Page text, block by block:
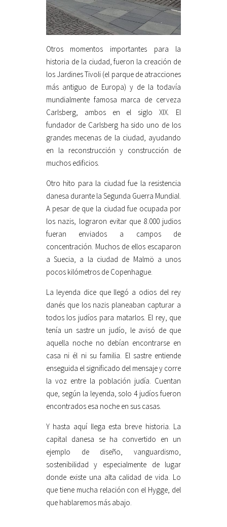
Otros momentos importantes para la
historia de la ciudad, fueron la creación de
los Jardines Tivoli (el parque de atracciones
más antiguo de Europa) y de la todavía
mundialmente famosa marca de cerveza
Carlsberg, ambos en el siglo XIX. El
fundador de Carlsberg ha sido uno de los
grandes mecenas de la ciudad, ayudando
en la reconstrucción y construcción de
muchos edificios.
Otro hito para la ciudad fue la resistencia
danesa durante la Segunda Guerra Mundial.
A pesar de que la ciudad fue ocupada por
los nazis, lograron evitar que 8.000 judios
fueran enviados a campos de
concentración. Muchos de ellos escaparon
a Suecia, a la ciudad de Malmö a unos
pocos kilómetros de Copenhague.
La leyenda dice que llegó a odios del rey
danés que los nazis planeaban capturar a
todos los judíos para matarlos. El rey, que
tenía un sastre un judío, le avisó de que
aquella noche no debían encontrarse en
casa ni él ni su familia. El sastre entiende
enseguida el significado del mensaje y corre
la voz entre la población judía. Cuentan
que, según la leyenda, solo 4 judíos fueron
encontrados esa noche en sus casas.
Y hasta aquí llega esta breve historia. La
capital danesa se ha convertido en un
ejemplo de diseño, vanguardismo,
sostenibilidad y especialmente de lugar
donde existe una alta calidad de vida. Lo
que tiene mucha relación con el Hygge, del
que hablaremos más abajo.